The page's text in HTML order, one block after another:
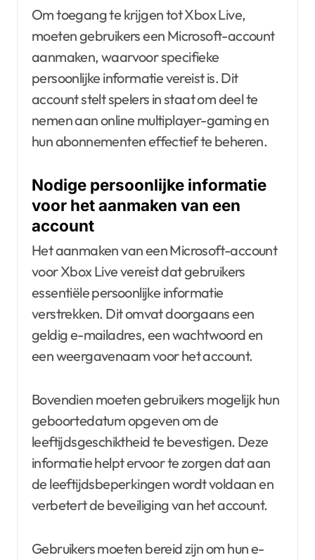
Om toegang te krijgen tot Xbox Live,
moeten gebruikers een Microsoft-account
aanmaken, waarvoor specifieke
persoonlijke informatie vereist is. Dit
account stelt spelers in staat om deel te
nemen aan online multiplayer-gaming en
hun abonnementen effectief te beheren.
Nodige persoonlijke informatie
voor het aanmaken van een
account
Het aanmaken van een Microsoft-account
voor Xbox Live vereist dat gebruikers
essentiële persoonlijke informatie
verstrekken. Dit omvat doorgaans een
geldig e-mailadres, een wachtwoord en
een weergavenaam voor het account.
Bovendien moeten gebruikers mogelijk hun
geboortedatum opgeven om de
leeftijdsgeschiktheid te bevestigen. Deze
informatie helpt ervoor te zorgen dat aan
de leeftijdsbeperkingen wordt voldaan en
verbetert de beveiliging van het account.
Gebruikers moeten bereid zijn om hun e-